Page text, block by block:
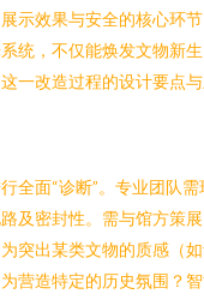
示效果与安全的核心环
统，不仅能焕发文物新
一改造过程的设计要点
全面“诊断”。专业团队需
及密封性。需与馆方策展
突出某类文物的质感（
营造特定的历史氛围？